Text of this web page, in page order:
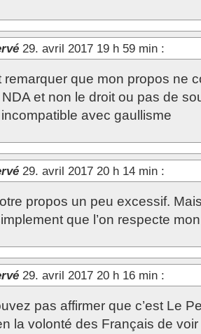
29. avril 2017 19 h 59 min :
remarquer que mon propos ne
et non le droit ou pas de
avec gaullisme
29. avril 2017 20 h 14 min :
propos un peu excessif.
que l’on respecte
29. avril 2017 20 h 16 min :
pas affirmer que c’est Le
la volonté des Français de